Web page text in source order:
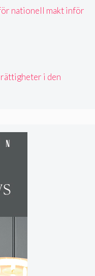
nationell makt inför
rättigheter i den